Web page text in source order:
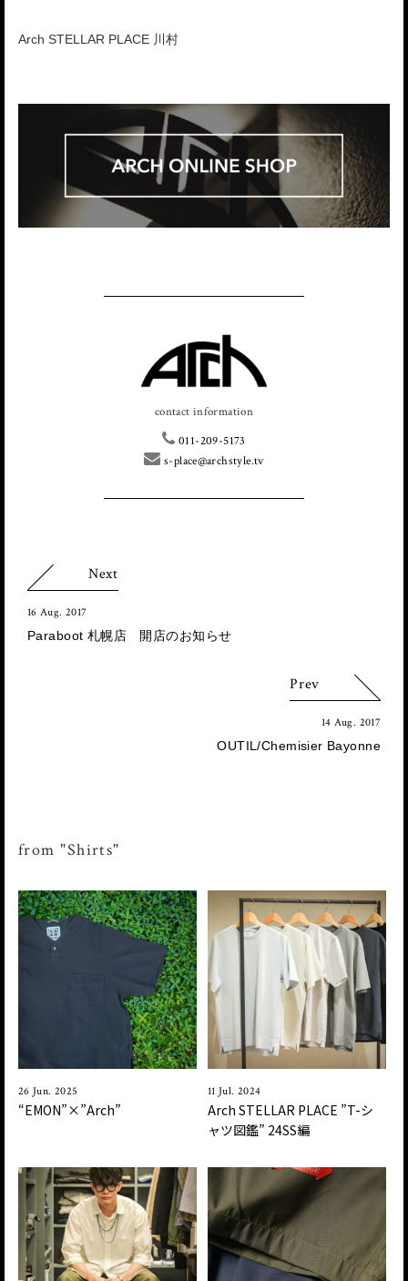
Arch STELLAR PLACE 川村
contact information
011-209-5173
s-place@archstyle.tv
Next
16 Aug. 2017
Paraboot 札幌店 開店のお知らせ
Prev
14 Aug. 2017
OUTIL/Chemisier Bayonne
from "Shirts"
26 Jun. 2025
“EMON”×”Arch”
11 Jul. 2024
Arch STELLAR PLACE ”T-シ
ャツ図鑑” 24SS編